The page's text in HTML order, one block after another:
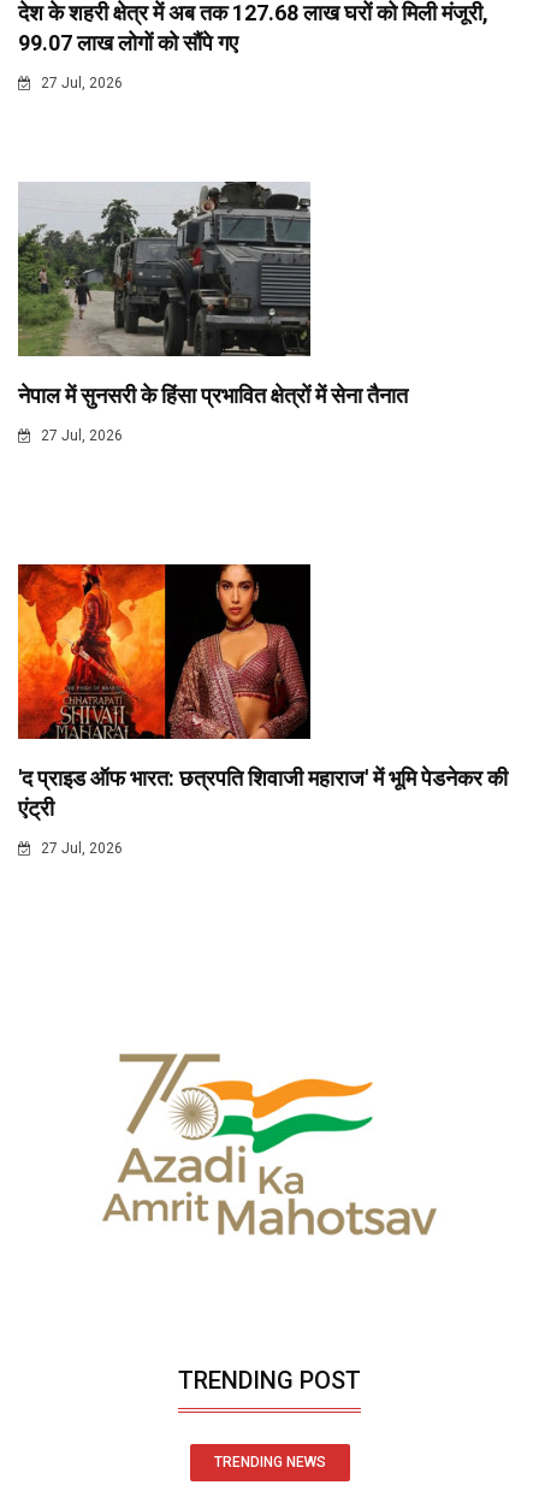
देश के शहरी क्षेत्र में अब तक 127.68 लाख घरों को मिली मंजूरी,
99.07 लाख लोगों को सौंपे गए
27 Jul, 2026
नेपाल में सुनसरी के हिंसा प्रभावित क्षेत्रों में सेना तैनात
27 Jul, 2026
'द प्राइड ऑफ भारत: छत्रपति शिवाजी महाराज' में भूमि पेडनेकर की
एंट्री
27 Jul, 2026
TRENDING POST
TRENDING NEWS